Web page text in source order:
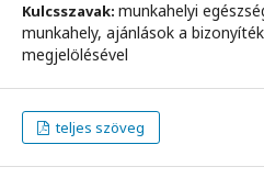
Kulcsszavak: munkahelyi
munkahely, ajánlások a
megjelölésével
teljes szöveg